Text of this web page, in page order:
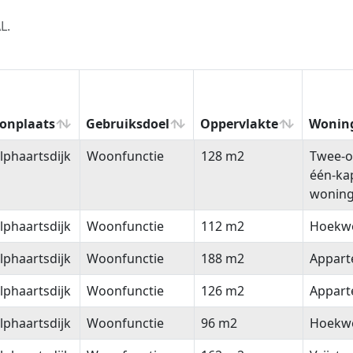
Gebruiksdoel Oppervlakte
Gebruiksdoel Oppervlakte
Woonfunctie 128 m2
Twee-
één-
Woonfunctie 112 m2
Woonfunctie 188 m2
Woonfunctie 126 m2
Woonfunctie 96 m2